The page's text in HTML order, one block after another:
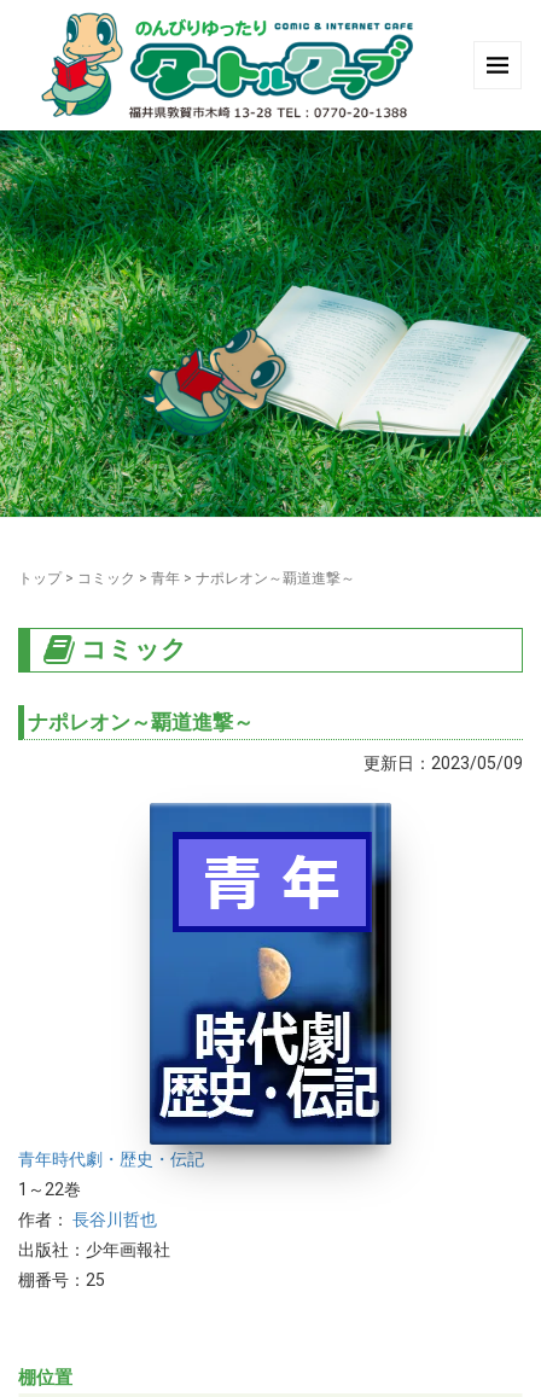
トップ> コミック > 青年 > ナポレオン～覇道進撃～
コミック
ナポレオン～覇道進撃～
更新日：2023/05/09
青年時代劇・歴史・伝記
1～22巻
作者： 長谷川哲也
出版社：少年画報社
棚番号：25
棚位置